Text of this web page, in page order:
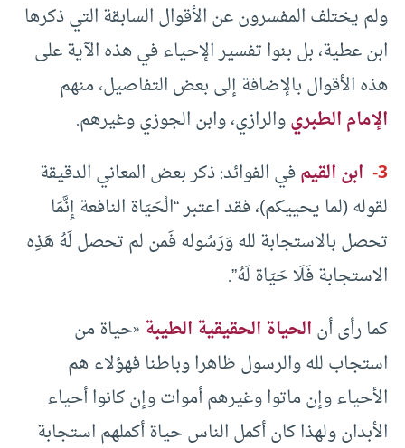
ولم يختلف المفسرون عن الأقوال السابقة التي ذكرها
ابن عطية، بل بنوا تفسير الإحياء في هذه الآية على
هذه الأقوال بالإضافة إلى بعض التفاصيل، منهم
الإمام الطبريوالرازي، وابن الجوزي وغيرهم.
3- ابن القيمفي الفوائد: ذكر بعض المعاني الدقيقة
لقوله (لما يحييكم)، فقد اعتبر “الْحَيَاة النافعة إِنَّمَا
تحصل بالاستجابة لله وَرَسُوله فَمن لم تحصل لَهُ هَذِه
الاستجابة فَلَا حَيَاة لَهُ”.
كما رأى أنالحياة الحقيقية الطيبة«حياة من
استجاب لله والرسول ظاهرا وباطنا فهؤلاء هم
الأحياء وإن ماتوا وغيرهم أموات وإن كانوا أحياء
الأبدان ولهذا كان أكمل الناس حياة أكملهم استجابة